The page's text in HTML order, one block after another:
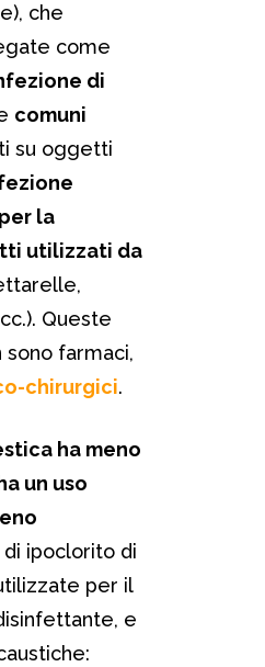
che
come
di
comuni
su oggetti
la
utilizzati da
Queste
sono farmaci,
chirurgici.
ha meno
un uso
di ipoclorito di
per il
e